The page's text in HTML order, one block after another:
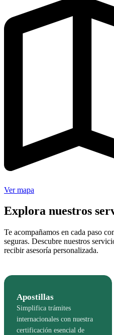
Ver mapa
Explora nuestros
Te acompañamos en cada paso
seguras. Descubre nuestros
recibir asesoría personalizada.
Apostillas
Simplifica trámites
internacionales con nuestra
certificación esencial de